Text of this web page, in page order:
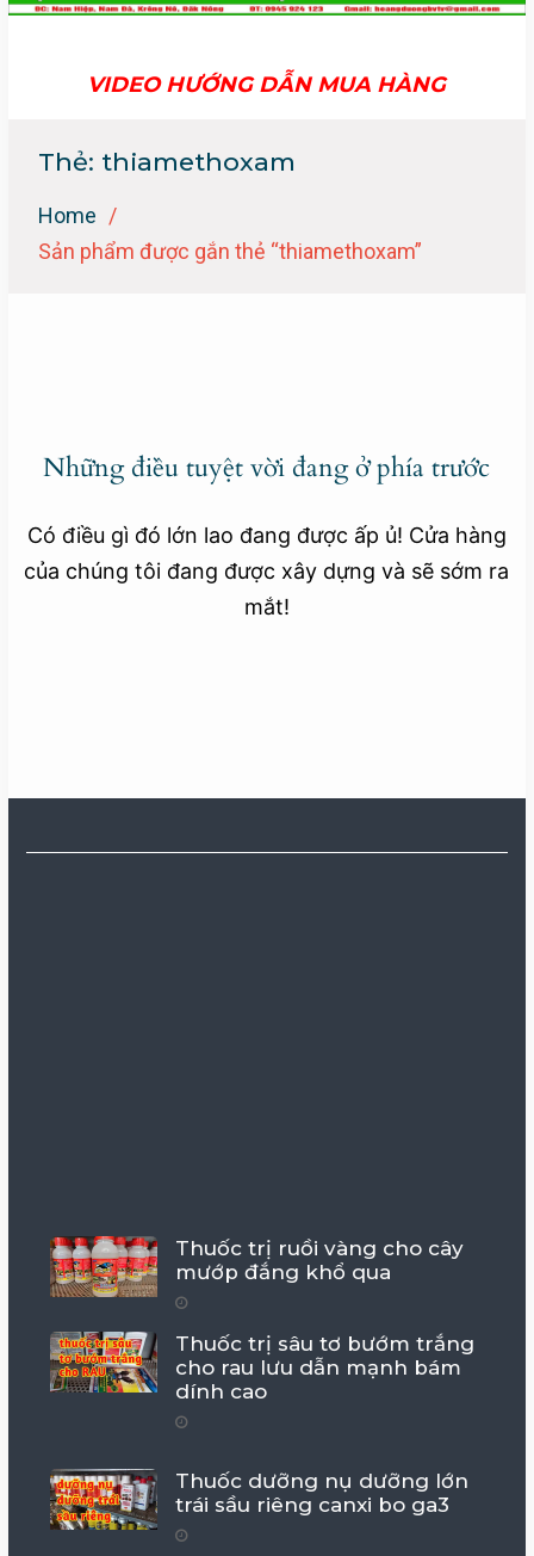
VIDEO HƯỚNG DẪN MUA HÀNG
Thẻ: thiamethoxam
Home
Sản phẩm được gắn thẻ “thiamethoxam”
Những điều tuyệt vời đang ở phía trước
Có điều gì đó lớn lao đang được ấp ủ! Cửa hàng
của chúng tôi đang được xây dựng và sẽ sớm ra
mắt!
Thuốc trị ruồi vàng cho cây
mướp đắng khổ qua
Thuốc trị sâu tơ bướm trắng
cho rau lưu dẫn mạnh bám
dính cao
Thuốc dưỡng nụ dưỡng lớn
trái sầu riêng canxi bo ga3